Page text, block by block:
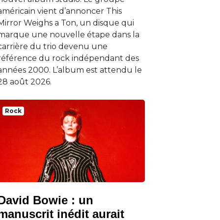
vient d’annoncer This
Weighs a Ton, un disque qui
une nouvelle étape dans la
du trio devenu une
du rock indépendant des
2000. L’album est attendu le
août 2026.
Rock
Bowie : un
inédit aurait